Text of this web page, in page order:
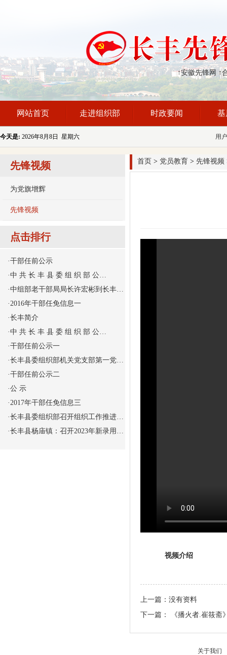
↑安徽先锋网 ↑
网站首页 走进组织部 时政要闻 基
今天是: 2026年8月8日 星期六 用
先锋视频
为党旗增辉
先锋视频
点击排行
·干部任前公示
·中 共 长 丰 县 委 组 织 部 公…
·中组部老干部局局长许宏彬到长丰…
·2016年干部任免信息一
·长丰简介
·中 共 长 丰 县 委 组 织 部 公…
·干部任前公示一
·长丰县委组织部机关党支部第一党…
·干部任前公示二
·公 示
·2017年干部任免信息三
·长丰县委组织部召开组织工作推进…
·长丰县杨庙镇：召开2023年新录用…
首页 > 党员教育 > 先锋视频
视频介绍
上一篇： 没有资料
下一篇：
《播火者.崔筱斋
关于我们